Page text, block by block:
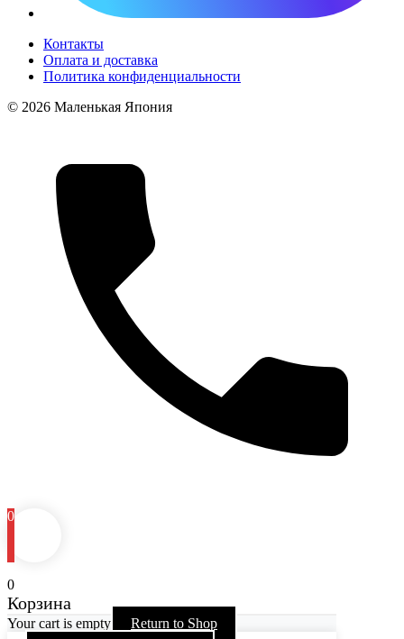
Контакты
Оплата и доставка
Политика конфиденциальности
© 2026 Маленькая Япония
0
0
Корзина
Your cart is empty Return to Shop